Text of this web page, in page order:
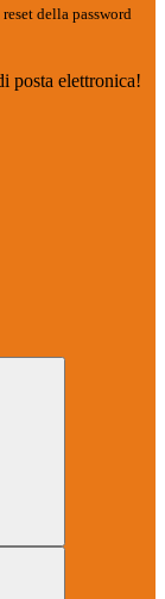
della password
posta elettronica!